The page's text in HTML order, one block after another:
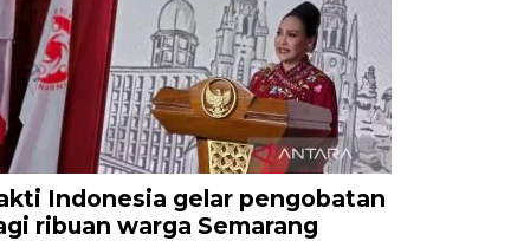
Indonesia gelar pengobatan
ribuan warga Semarang